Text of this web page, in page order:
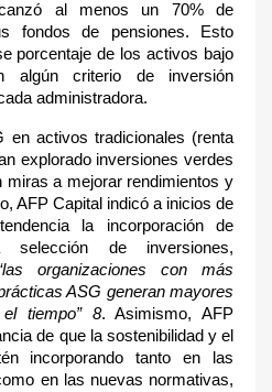
al menos un 70% de
fondos de pensiones. Esto
porcentaje de los activos bajo
algún criterio de inversión
administradora.
en activos tradicionales (renta
explorado inversiones verdes
a mejorar rendimientos y
AFP Capital indicó a inicios de
la incorporación de
de inversiones,
organizaciones con más
ASG generan mayores
tiempo” 8. Asimismo, AFP
de que la sostenibilidad y el
incorporando tanto en las
en las nuevas normativas,